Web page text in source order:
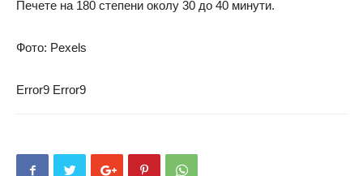
Печете на 180 степени околу 30 до 40 минути.
Фото: Pexels
Error9 Error9